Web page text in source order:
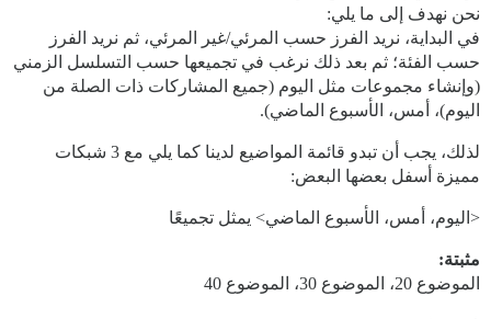
نحن نهدف إلى ما يلي:
في البداية، نريد الفرز حسب المرئي/غير المرئي، ثم نريد الفرز
حسب الفئة؛ ثم بعد ذلك نرغب في تجميعها حسب التسلسل الزمني
(وإنشاء مجموعات مثل اليوم (جميع المشاركات ذات الصلة من
اليوم)، أمس، الأسبوع الماضي).
لذلك، يجب أن تبدو قائمة المواضيع لدينا كما يلي مع 3 شبكات
مميزة أسفل بعضها البعض:
<اليوم، أمس، الأسبوع الماضي> يمثل تجميعًا
مثبتة:
الموضوع 20، الموضوع 30، الموضوع 40